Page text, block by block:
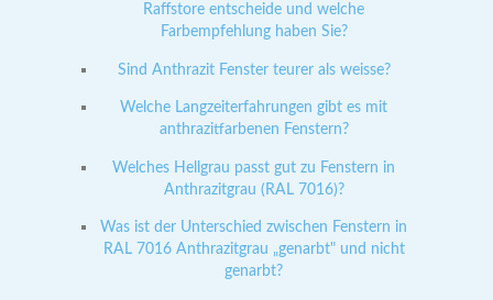
Raffstore entscheide und welche
Farbempfehlung haben Sie?
Sind Anthrazit Fenster teurer als weisse?
Welche Langzeiterfahrungen gibt es mit
anthrazitfarbenen Fenstern?
Welches Hellgrau passt gut zu Fenstern in
Anthrazitgrau (RAL 7016)?
Was ist der Unterschied zwischen Fenstern in
RAL 7016 Anthrazitgrau „genarbt" und nicht
genarbt?